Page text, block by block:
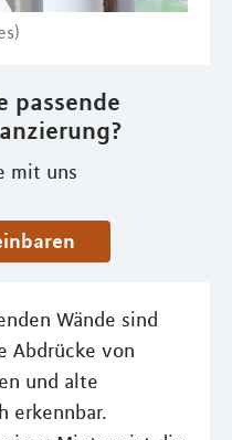
passende
mit uns
Wände sind
Abdrücke von
und alte
erkennbar.